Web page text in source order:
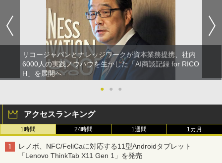
リコージャパンとナレッジワークが資本業務提携、社内
6000人の実践ノウハウを生かした「AI商談記録 for RICO
H」を展開へ
●
● ●
アクセスランキング
1時間 24時間 1週間 1カ月
レノボ、NFC/FeliCaに対応する11型Androidタブレット
「Lenovo ThinkTab X11 Gen 1」を発売